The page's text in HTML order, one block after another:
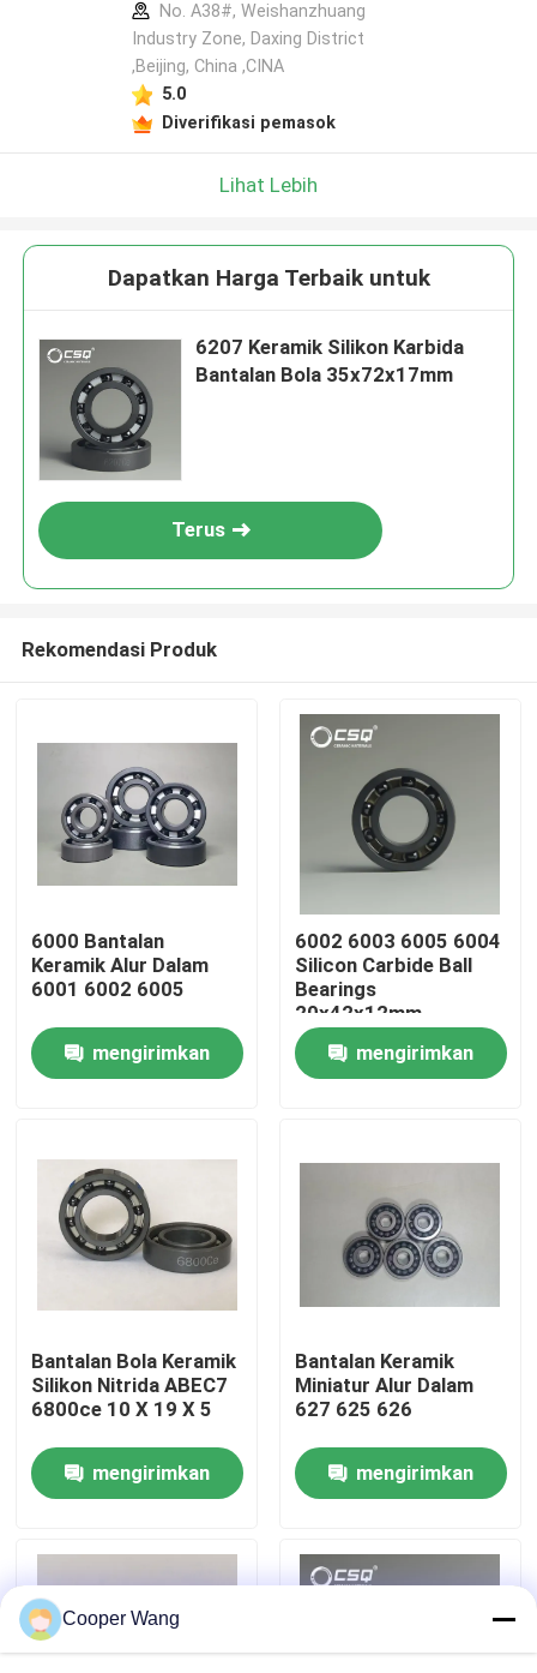
Rumah
Produk
Tentang kami
Kontrol kualitas
Bantalan Bola Keramik
608 Bantalan Keramik
No. A38#, Weishanzhuang
Industry Zone, Daxing District
,Beijing, China ,CINA
5.0
Diverifikasi pemasok
Lihat Lebih
Dapatkan Harga Terbaik untuk
6207 Keramik Silikon Karbida
Bantalan Bola 35x72x17mm
Terus
Rekomendasi Produk
6000 Bantalan
Keramik Alur Dalam
6001 6002 6005
mengirimkan
6002 6003 6005 6004
Silicon Carbide Ball
Bearings
20x42x12mm
mengirimkan
Bantalan Bola Keramik
Silikon Nitrida ABEC7
6800ce 10 X 19 X 5
mengirimkan
Bantalan Keramik
Miniatur Alur Dalam
627 625 626
mengirimkan
Cooper Wang